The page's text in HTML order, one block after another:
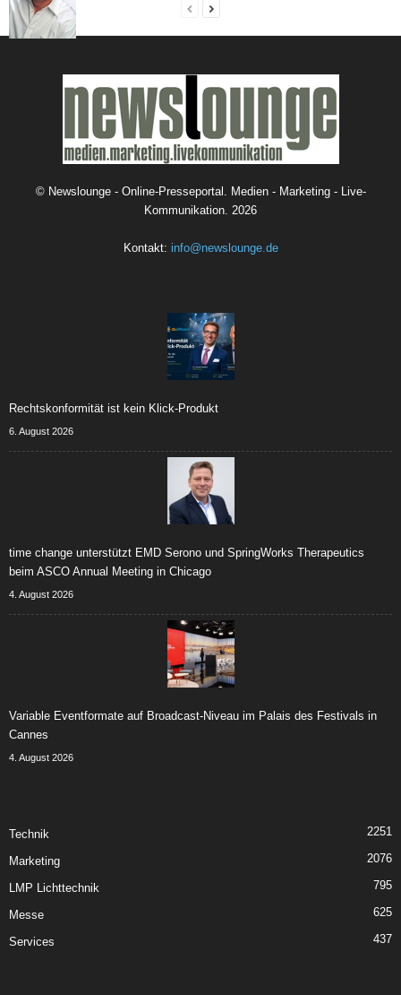
© Newslounge - Online-Presseportal. Medien - Marketing - Live-
Kommunikation. 2026
Kontakt: info@newslounge.de
Rechtskonformität ist kein Klick-Produkt
6. August 2026
time change unterstützt EMD Serono und SpringWorks Therapeutics
beim ASCO Annual Meeting in Chicago
4. August 2026
Variable Eventformate auf Broadcast-Niveau im Palais des Festivals in
Cannes
4. August 2026
Technik 2251
Marketing 2076
LMP Lichttechnik 795
Messe 625
Services 437